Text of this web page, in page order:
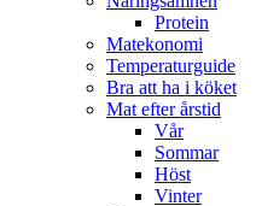
Protein
Matekonomi
Temperaturguide
Bra att ha i köket
Mat efter årstid
Vår
Sommar
Höst
Vinter